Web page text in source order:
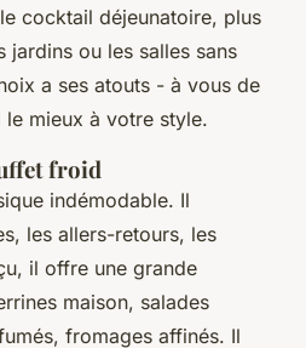
cocktail déjeunatoire, plus
ou les salles sans
a ses atouts - à vous de
mieux à votre style.
froid
indémodable. Il
les allers-retours, les
il offre une grande
maison, salades
fromages affinés. Il